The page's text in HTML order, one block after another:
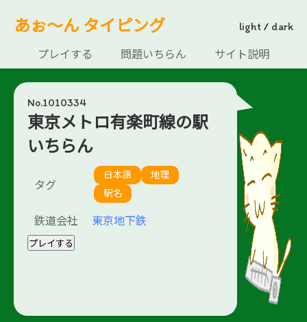
あぉ～ん タイピング light / dark
プレイする 問題いちらん サイト説明
No.1010334
東京メトロ有楽町線の駅
いちらん
タグ
日本語
地理
駅名
鉄道会社 東京地下鉄
プレイする